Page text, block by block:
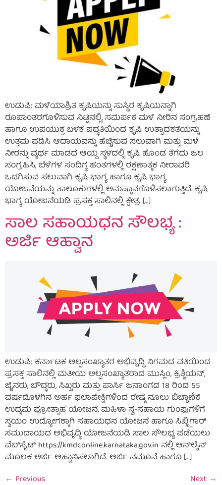
ಉಡುಪಿ: ಮಳೆಯಾಶ್ರಿತ ಕೃಷಿಯನ್ನು ಸುಸ್ಥಿರ ಕೃಷಿಯನ್ನಾಗಿ
ರೂಪಾಂತರಗೊಳಿಸುವ ನಿಟ್ಟಿನಲ್ಲಿ, ಸಮರ್ಪಕ ಮಳೆ ನೀರಿನ ಸಂಗ್ರಹಣೆ
ಹಾಗೂ ಉಪಯುಕ್ತ ಬಳಕೆ ಪದ್ಧತಿಯಿಂದ ಕೃಷಿ ಉತ್ಪಾದಕತೆಯನ್ನು
ಉತ್ತಮ ಪಡಿಸಿ ಆದಾಯವನ್ನು ಹೆಚ್ಚಿಸುವ ಸಲುವಾಗಿ ಮತ್ತು ಮಳೆ
ನೀರನ್ನು ವ್ಯರ್ಥ ಮಾಡದೆ ಆಯ್ದ ಸ್ಥಳದಲ್ಲಿ ಕೃಷಿ ಹೊಂಡ ತೆಗೆದು ಜಲ
ಸಂಗ್ರಹಿಸಿ, ಬೆಳೆಗಳ ಸಂದಿಗ್ಧ ಹಂತಗಳಲ್ಲಿ ರಕ್ಷಣಾತ್ಮಕ ನೀರಾವರಿ
ಒದಗಿಸುವ ಸಲುವಾಗಿ ಕೃಷಿ ಭಾಗ್ಯ ಹಾಗೂ ಕೃಷಿ ಭಾಗ್ಯ
ಯೋಜನೆಯನ್ನು ತಾಲೂಕುಗಳಲ್ಲಿ ಅನುಷ್ಠಾನಗೊಳಿಸಲಾಗುತ್ತಿದೆ. ಕೃಷಿ
ಭಾಗ್ಯ ಯೋಜನೆಯಡಿ ಪ್ರಸಕ್ತ ಸಾಲಿನಲ್ಲಿ ಕ್ಷೇತ್ರ […]
ಸಾಲ ಸಹಾಯಧನ ಸೌಲಭ್ಯ :
ಅರ್ಜಿ ಆಹ್ವಾನ
ಉಡುಪಿ: ಕರ್ನಾಟಕ ಅಲ್ಪಸಂಖ್ಯಾತರ ಅಭಿವೃದ್ಧಿ ನಿಗಮದ ವತಿಯಿಂದ
ಪ್ರಸಕ್ತ ಸಾಲಿನಲ್ಲಿ ಮತೀಯ ಅಲ್ಪಸಂಖ್ಯಾತರಾದ ಮುಸ್ಲಿಂ, ಕ್ರಿಶ್ಚಿಯನ್,
ಜೈನರು, ಬೌದ್ಧರು, ಸಿಖ್ಖರು ಮತ್ತು ಪಾರ್ಸಿ ಜನಾಂಗದ 18 ರಿಂದ 55
ವರ್ಷದೊಳಗಿನ ಅರ್ಹ ಫಲಾಪೇಕ್ಷಿಗಳಿಂದ ರೇಷ್ಮೆ ನೂಲು ಬಿಚ್ಚಾಣಿಕೆ
ಉದ್ಯಮ ಪ್ರೋತ್ಸಾಹ ಯೋಜನೆ, ಮಹಿಳಾ ಸ್ವ-ಸಹಾಯ ಗುಂಪುಗಳಿಗೆ
ಸ್ವಯಂ ಉದ್ಯೋಗಕ್ಕಾಗಿ ಸಹಾಯಧನ ಯೋಜನೆ ಹಾಗೂ ಸಿಖ್ಖ್ಲಿಗಾರ್
ಸಮುದಾಯದ ಅಭಿವೃದ್ಧಿ ಯೋಜನೆಯಡಿ ಸಾಲ ಸೌಲಭ್ಯ ಪಡೆಯಲು
ವೆಬ್‌ಸೈಟ್ https://kmdconline.karnataka.gov.in ನಲ್ಲಿ ಆನ್‌ಲೈನ್
ಮೂಲಕ ಅರ್ಜಿ ಆಹ್ವಾನಿಸಲಾಗಿದೆ. ಅರ್ಜಿ ನಮೂನೆ ಹಾಗೂ […]
← Previous Next →